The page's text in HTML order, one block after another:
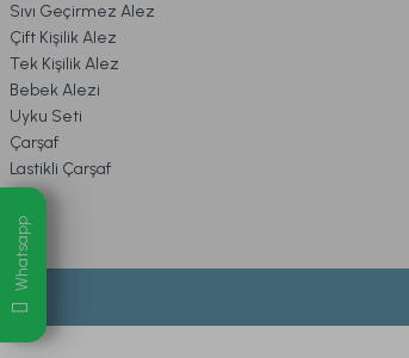
Whatsapp
Sıvı Geçirmez Alez
Çift Kişilik Alez
Tek Kişilik Alez
Bebek Alezi
Uyku Seti
Çarşaf
Lastikli Çarşaf